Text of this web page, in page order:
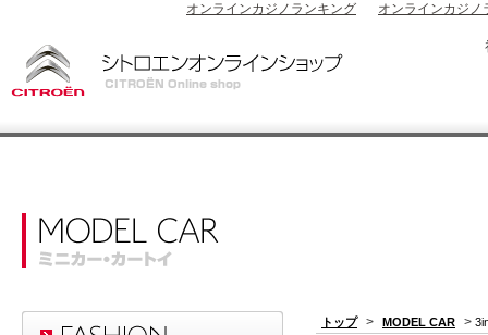
オンラインカジノランキング オンラインカジノ
トップ > MODEL CAR >